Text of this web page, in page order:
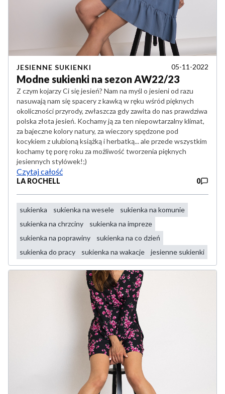
JESIENNE SUKIENKI 05-11-2022
Modne sukienki na sezon AW22/23
Z czym kojarzy Ci się jesień? Nam na myśl o jesieni od razu
nasuwają nam się spacery z kawką w ręku wśród pięknych
okoliczności przyrody, zwłaszcza gdy zawita do nas prawdziwa
polska złota jesień. Kochamy ją za ten niepowtarzalny klimat,
za bajeczne kolory natury, za wieczory spędzone pod
kocykiem z ulubioną książką i herbatką... ale przede wszystkim
kochamy tę porę roku za możliwość tworzenia pięknych
jesiennych stylówek!;)
Czytaj całość
LA ROCHELL 0
sukienka sukienka na wesele
sukienka na komunie
sukienka na chrzciny
sukienka na impreze
sukienka na poprawiny
sukienka na co dzień
sukienka do pracy
sukienka na wakacje jesienne sukienki